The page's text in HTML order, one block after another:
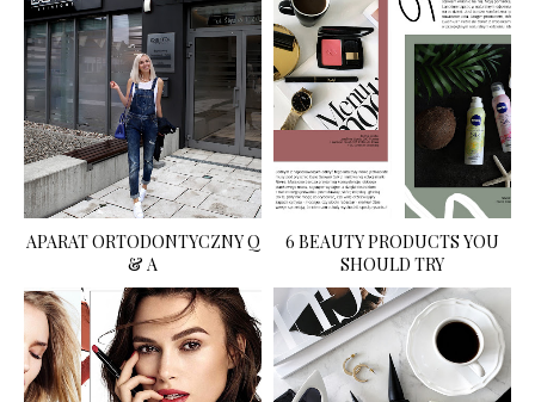
APARAT ORTODONTYCZNY Q
& A
6 BEAUTY PRODUCTS YOU
SHOULD TRY